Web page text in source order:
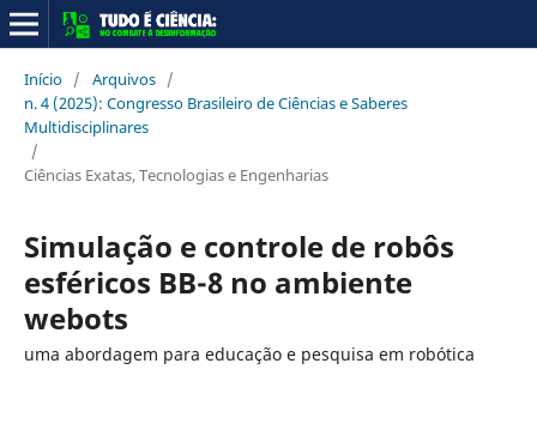
Início / Arquivos /
n. 4 (2025): Congresso Brasileiro de Ciências e Saberes
Multidisciplinares
/
Ciências Exatas, Tecnologias e Engenharias
Simulação e controle de robôs
esféricos BB-8 no ambiente
webots
uma abordagem para educação e pesquisa em robótica